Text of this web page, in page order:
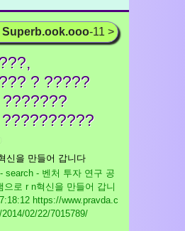
Superb.ook.ooo-11 >
? ?????
신을 만들어 갑니다
search - 벤처 투자 연구 공
으로 r n혁신을 만들어 갑니
https://www.pravda.c
02/22/7015789/